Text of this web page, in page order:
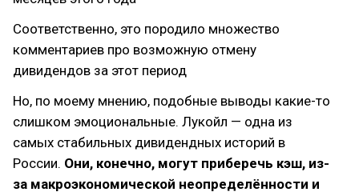
Соответственно, это породило множество
комментариев про возможную отмену
дивидендов за этот период
Но, по моему мнению, подобные выводы какие-то
слишком эмоциональные. Лукойл — одна из
самых стабильных дивидендных историй в
России. Они, конечно, могут приберечь кэш, из-
за макроэкономической неопределённости и